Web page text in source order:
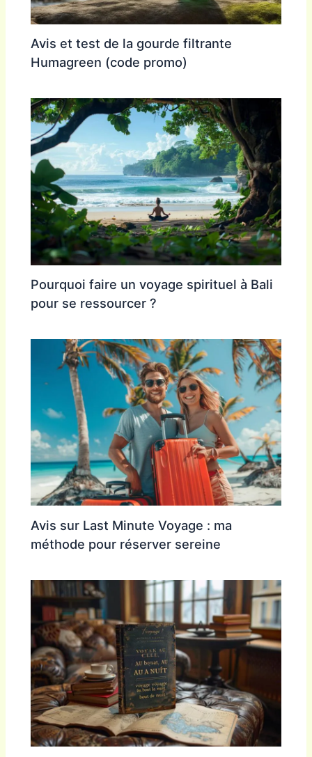
Avis et test de la gourde filtrante
Humagreen (code promo)
Pourquoi faire un voyage spirituel à Bali
pour se ressourcer ?
Avis sur Last Minute Voyage : ma
méthode pour réserver sereine